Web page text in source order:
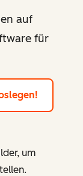
auf
für
um